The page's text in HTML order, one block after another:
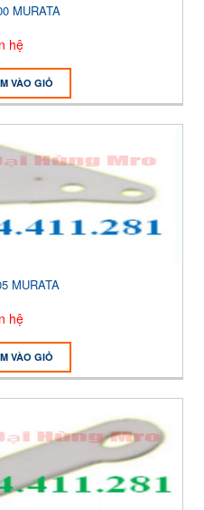
MURATA
hệ
VÀO GIỎ
MURATA
hệ
VÀO GIỎ